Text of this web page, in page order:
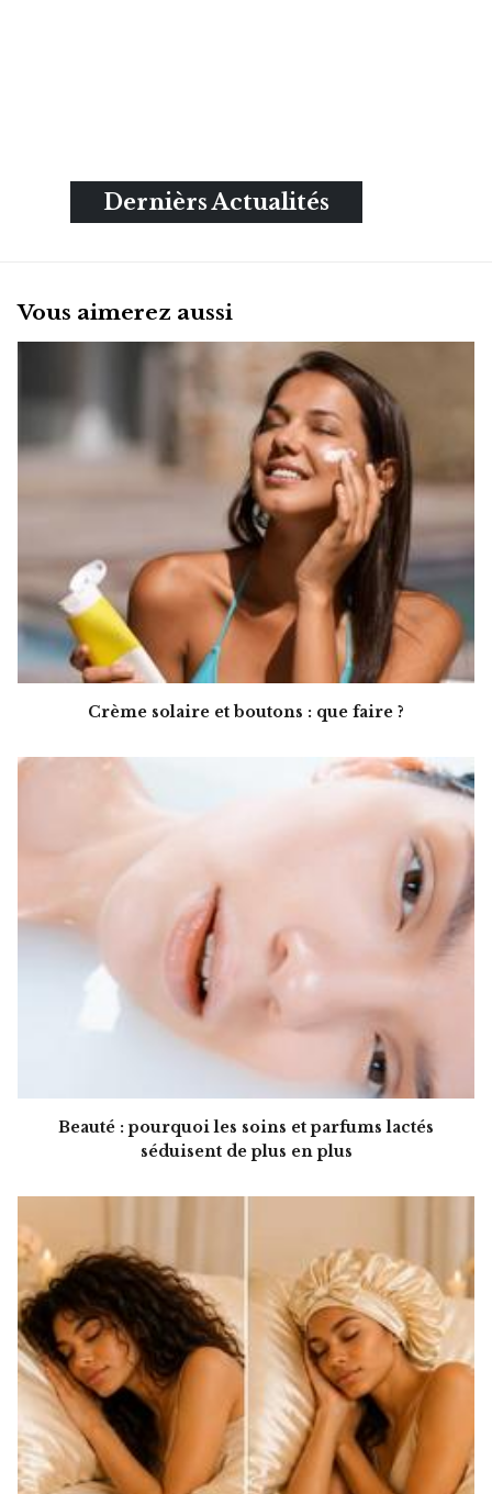
Dernièrs Actualités
Vous aimerez aussi
Crème solaire et boutons : que faire ?
Beauté : pourquoi les soins et parfums lactés
séduisent de plus en plus